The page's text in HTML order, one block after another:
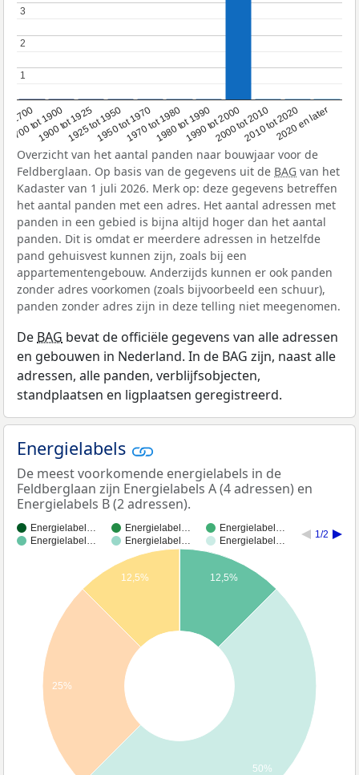
1700
1700 tot 1900
1900 tot 19251925 tot 19501950 tot 19701970 tot 19801980 tot 19901990 tot 20002000 tot 20102010 tot 20202020 en later
1
1
2
2
3
3
Overzicht van het aantal panden naar bouwjaar voor de
Feldberglaan. Op basis van de gegevens uit de BAG van het
Kadaster van 1 juli 2026. Merk op: deze gegevens betreffen
het aantal panden met een adres. Het aantal adressen met
panden in een gebied is bijna altijd hoger dan het aantal
panden. Dit is omdat er meerdere adressen in hetzelfde
pand gehuisvest kunnen zijn, zoals bij een
appartementengebouw. Anderzijds kunnen er ook panden
zonder adres voorkomen (zoals bijvoorbeeld een schuur),
panden zonder adres zijn in deze telling niet meegenomen.
De BAG bevat de officiële gegevens van alle adressen
en gebouwen in Nederland. In de BAG zijn, naast alle
adressen, alle panden, verblijfsobjecten,
standplaatsen en ligplaatsen geregistreerd.
Energielabels
De meest voorkomende energielabels in de
Feldberglaan zijn Energielabels A (4 adressen) en
Energielabels B (2 adressen).
Energielabel… Energielabel…
Energielabel…
Energielabel…
Energielabel… Energielabel…
1/2
12,5%
12,5%
25%
50%